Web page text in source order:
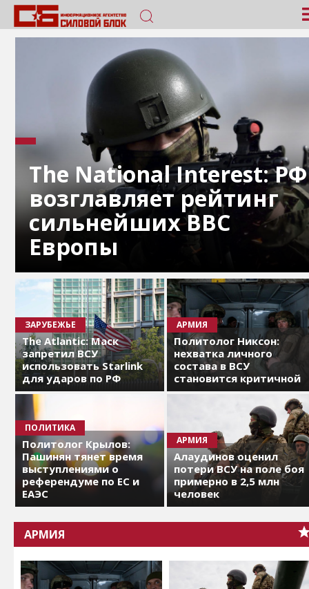
The National Interest: РФ
возглавляет рейтинг
сильнейших ВВС
Европы
ЗАРУБЕЖЬЕ
The Atlantic: Маск
запретил ВСУ
использовать Starlink
для ударов по РФ
АРМИЯ
Политолог Никсон:
нехватка личного
состава в ВСУ
становится критичной
ПОЛИТИКА
Политолог Крылов:
Пашинян тянет время
выступлениями о
референдуме по ЕС и
ЕАЭС
АРМИЯ
Алаудинов оценил
потери ВСУ на поле боя
примерно в 2,5 млн
человек
АРМИЯ